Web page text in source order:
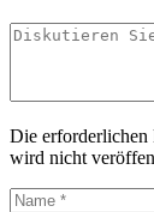
Die erforderlichen
wird nicht